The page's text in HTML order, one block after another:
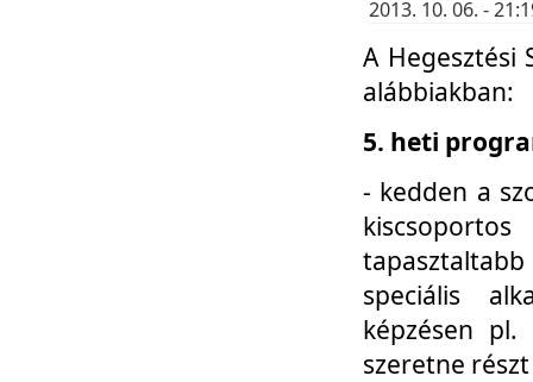
2013. 10. 06. -
A Hegesztési
alábbiakban:
5. heti
- kedden a
speciális
képzésen
szeretne